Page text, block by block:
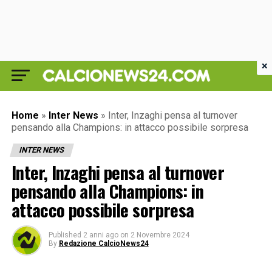
Home » Inter News » Inter, Inzaghi pensa al turnover
pensando alla Champions: in attacco possibile sorpresa
INTER NEWS
Inter, Inzaghi pensa al turnover
pensando alla Champions: in
attacco possibile sorpresa
Published 2 anni ago on 2 Novembre 2024
By Redazione CalcioNews24
×